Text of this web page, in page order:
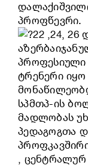
პროფწევრი.
22 ,24, 26
პროფესიული
ტრენერი
სპმთპ-ის
მადლობას
პედაგოგთა
,